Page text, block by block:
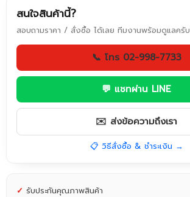
สนใจสินค้านี้?
สอบถามราคา / สั่งซื้อ ได้เลย ทีมงานพร้อมดูแลครับ
📞 โทร 02-998-7733
💬 แชทผ่าน LINE
✉️ ส่งข้อความถึงเรา
📋 วิธีสั่งซื้อ & ชำระเงิน →
✓ รับประกันคุณภาพสินค้า